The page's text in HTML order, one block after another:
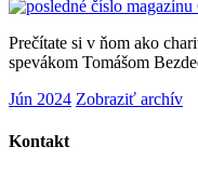
Prečítate si v ňom ako
spevákom Tomášom
Jún 2024 Zobraziť archív
Kontakt